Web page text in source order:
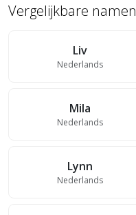
Vergelijkbare namen
Liv
Nederlands
Mila
Nederlands
Lynn
Nederlands